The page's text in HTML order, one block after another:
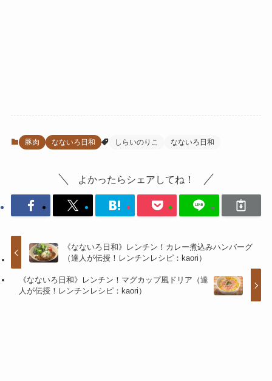
豚肉 なないろ日和 しらいのりこ なないろ日和
よかったらシェアしてね！
《なないろ日和》レンチン！カレー煮込みハンバーグ
（達人が伝授！レンチンレシピ：kaori）
《なないろ日和》レンチン！マグカップ風ドリア（達
人が伝授！レンチンレシピ：kaori）